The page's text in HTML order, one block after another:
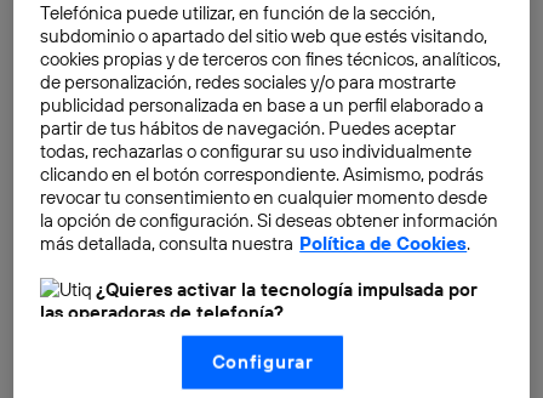
nombre claro: Marte.
Telefónica puede utilizar, en función de la sección,
subdominio o apartado del sitio web que estés visitando,
cookies propias y de terceros con fines técnicos, analíticos,
de personalización, redes sociales y/o para mostrarte
publicidad personalizada en base a un perfil elaborado a
partir de tus hábitos de navegación. Puedes aceptar
todas, rechazarlas o configurar su uso individualmente
clicando en el botón correspondiente. Asimismo, podrás
revocar tu consentimiento en cualquier momento desde
la opción de configuración. Si deseas obtener información
más detallada, consulta nuestra Política de Cookies.
¿Quieres activar la tecnología impulsada por
las operadoras de telefonía?
Nosotros, Telefónica S.A., utilizamos la tecnología Utiq para
realizar nuestras acciones de marketing digital o análisis
(como se describe en este aviso de consentimiento)
Configurar